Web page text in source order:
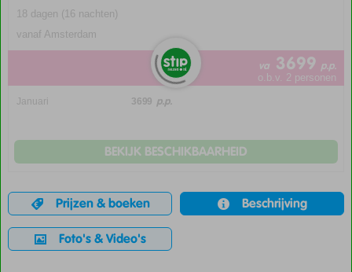
18 dagen (16 nachten)
vanaf Amsterdam
va 3699 p.p.
o.b.v. 2 personen
Januari 3699 p.p.
BEKIJK BESCHIKBAARHEID
Prijzen & boeken Beschrijving
Foto's & Video's